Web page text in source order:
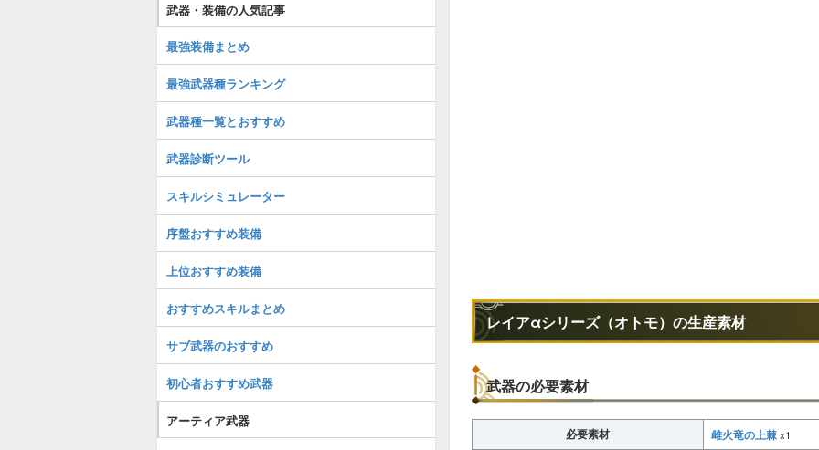
レイアαシリーズ（オトモ）の生産素材
武器の必要素材
必要素材 雌火竜の上棘x1
武器・装備の人気記事
最強装備まとめ
最強武器種ランキング
武器種一覧とおすすめ
武器診断ツール
スキルシミュレーター
序盤おすすめ装備
上位おすすめ装備
おすすめスキルまとめ
サブ武器のおすすめ
初心者おすすめ武器
アーティア武器